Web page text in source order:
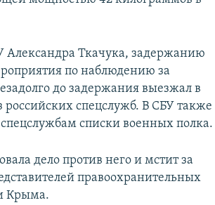
Александра Ткачука, задержанию
по наблюдению за
до задержания выезжал в
российских спецслужб. В СБУ также
списки военных полка.
дело против него и мстит за
правоохранительных
Крыма.